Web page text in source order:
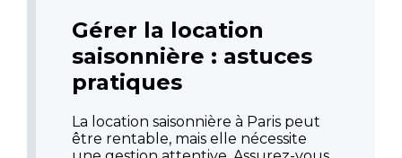
Gérer la location
saisonnière : astuces
pratiques
La location saisonnière à Paris peut
être rentable, mais elle nécessite